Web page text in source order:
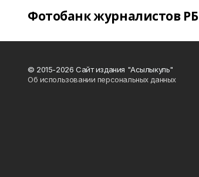
Фотобанк журналистов РБ
© 2015-2026 Сайт издания "Асылыкуль"
Об использовании персональных данных